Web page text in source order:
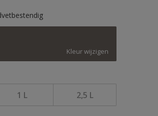
Kleur wijzigen
1 L 2,5 L